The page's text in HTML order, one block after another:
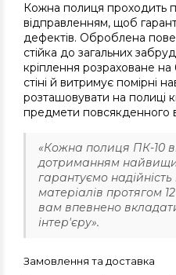
Кожна полиця проходить
відправленням, щоб
дефектів. Оброблена
стійка до загальних
кріплення розраховане
стіні й витримує помірні
розташовувати на полиці
предмети повсякденного
«Кожна полиця ПК-10
дотриманням
гарантуємо надійність
матеріалів протягом
вам впевнено
інтер'єру».
Замовлення та доставка